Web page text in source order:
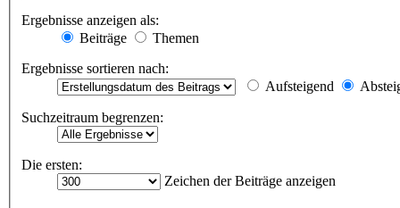
Ergebnisse anzeigen als:
Beiträge
Themen
Ergebnisse sortieren nach:
Aufsteigend
Suchzeitraum begrenzen:
Die ersten:
Zeichen der Beiträge anzeigen